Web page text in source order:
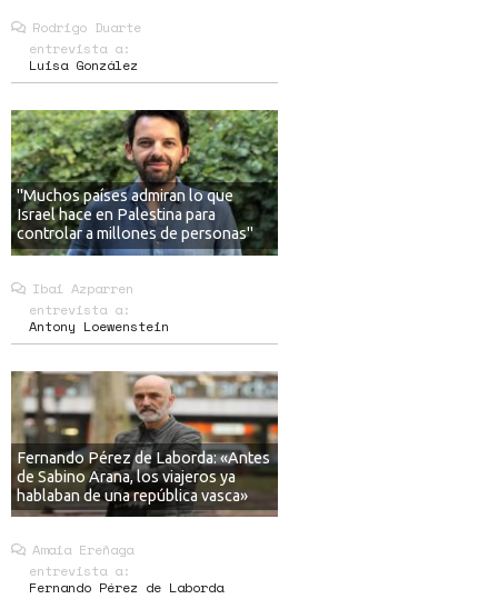
Rodrigo Duarte
entrevista a:
Luisa González
"Muchos países admiran lo que
Israel hace en Palestina para
controlar a millones de personas"
Ibai Azparren
entrevista a:
Antony Loewenstein
Fernando Pérez de Laborda: «Antes
de Sabino Arana, los viajeros ya
hablaban de una república vasca»
Amaia Ereñaga
entrevista a:
Fernando Pérez de Laborda